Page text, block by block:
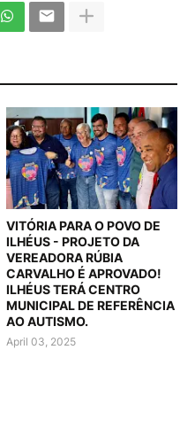
VITÓRIA PARA O POVO DE
ILHÉUS - PROJETO DA
VEREADORA RÚBIA
CARVALHO É APROVADO!
ILHÉUS TERÁ CENTRO
MUNICIPAL DE REFERÊNCIA
AO AUTISMO.
April 03, 2025